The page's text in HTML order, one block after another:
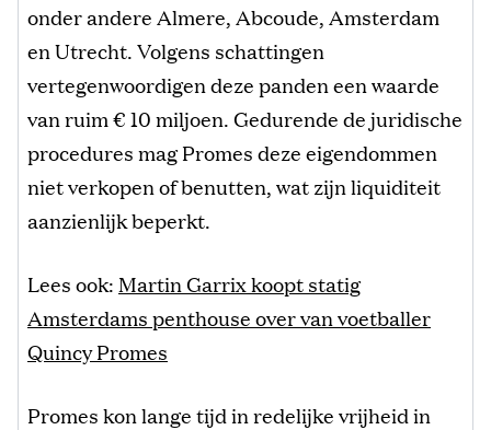
onder andere Almere, Abcoude, Amsterdam
en Utrecht. Volgens schattingen
vertegenwoordigen deze panden een waarde
van ruim € 10 miljoen. Gedurende de juridische
procedures mag Promes deze eigendommen
niet verkopen of benutten, wat zijn liquiditeit
aanzienlijk beperkt.
Lees ook: Martin Garrix koopt statig
Amsterdams penthouse over van voetballer
Quincy Promes
Promes kon lange tijd in redelijke vrijheid in